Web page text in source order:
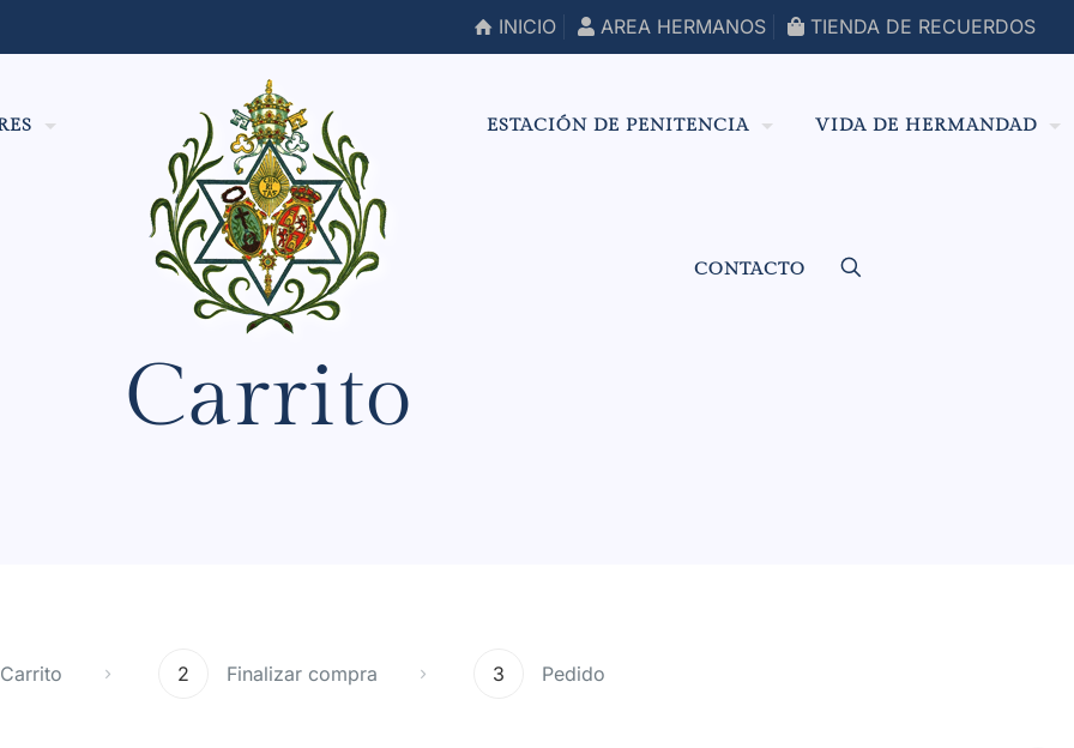
INICIO AREA HERMANOS TIENDA DE RECUERDOS
ESTACIÓN DE PENITENCIA VIDA DE HERMANDAD
CONTACTO
Carrito
Carrito 2 Finalizar compra 3 Pedido